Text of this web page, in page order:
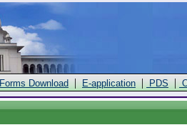
Forms Download | E-application | PDS |